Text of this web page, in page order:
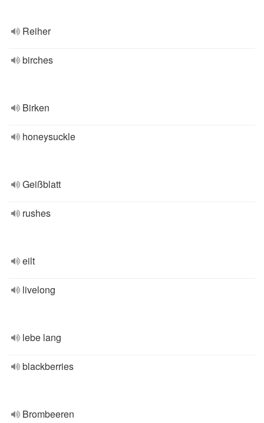
Reiher
birches
Birken
honeysuckle
Geißblatt
rushes
eilt
livelong
lebe lang
blackberries
Brombeeren